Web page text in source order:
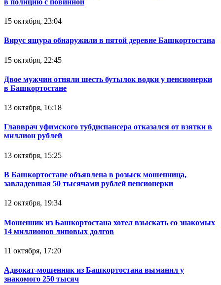
15 октября, 23:04
Вирус ящура обнаружили в пятой деревне Башкортостана
15 октября, 22:45
Двое мужчин отняли шесть бутылок водки у пенсионерки
в Башкортостане
13 октября, 16:18
Главврач уфимского тубдиспансера отказался от взятки в
миллион рублей
13 октября, 15:25
В Башкортостане объявлена в розыск мошенница,
завладевшая 50 тысячами рублей пенсионерки
12 октября, 19:34
Мошенник из Башкортостана хотел взыскать со знакомых
14 миллионов липовых долгов
11 октября, 17:20
Адвокат-мошенник из Башкортостана выманил у
знакомого 250 тысяч